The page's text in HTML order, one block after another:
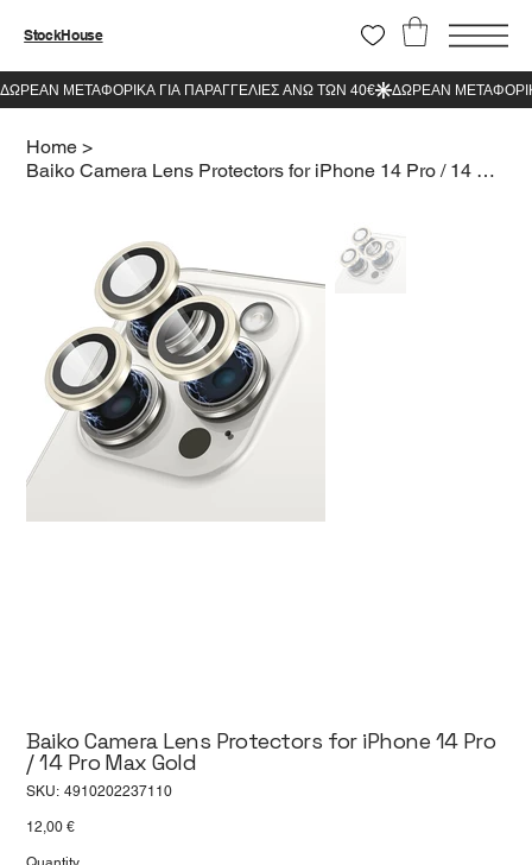
StockHouse
Home >
Baiko Camera Lens Protectors for iPhone 14 Pro / 14 Pro Max Gold
Baiko Camera Lens Protectors for iPhone 14 Pro
/ 14 Pro Max Gold
SKU: SKU
4910202237110
Price
12,00 €